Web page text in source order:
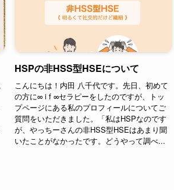
HSPの非HSS型HSEについて
こんにちは！内田 八千代です。先日、初めて
の方に∞ i f ∞セラピーをしたのですが、トッ
プページにある私のプロフィールについてご
質問をいただきました。「私はHSPなのです
が、やっちーさんの非HSS型HSEはあまり聞
いたことがなかったです。どうやって調べ...